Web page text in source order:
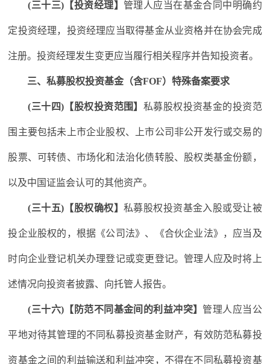
(三十三)【投资经理】 管理人应当在基金合同中明确约
定投资经理，投资经理应当取得基金从业资格并在协会完成
注册。投资经理发生变更应当履行相关程序并告知投资者。
三、私募股权投资基金（含FOF）特殊备案要求
(三十四)【股权投资范围】 私募股权投资基金的投资范
围主要包括未上市企业股权、上市公司非公开发行或交易的
股票、可转债、市场化和法治化债转股、股权类基金份额，
以及中国证监会认可的其他资产。
(三十五)【股权确权】私募股权投资基金入股或受让被
投企业股权的，根据《公司法》、《合伙企业法》，应当及
时向企业登记机关办理登记或变更登记。管理人应及时将上
述情况向投资者披露、向托管人报告。
(三十六)【防范不同基金间的利益冲突】 管理人应当公
平地对待其管理的不同私募投资基金财产，有效防范私募投
资基金之间的利益输送和利益冲突，不得在不同私募投资基